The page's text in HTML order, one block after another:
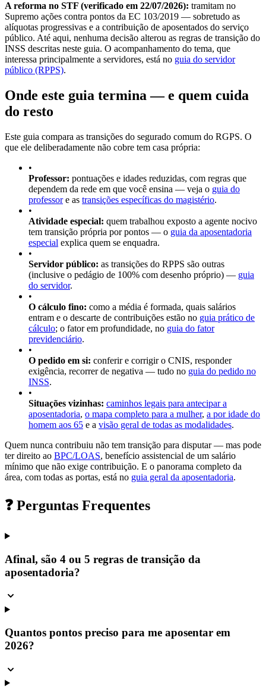
A reforma no STF (verificado em 22/07/2026): tramitam no
Supremo ações contra pontos da EC 103/2019 — sobretudo as
alíquotas progressivas e a contribuição de aposentados do serviço
público. Até aqui, nenhuma decisão alterou as regras de transição do
INSS descritas neste guia. O acompanhamento do tema, que
interessa principalmente a servidores, está no guia do servidor
público (RPPS).
Onde este guia termina — e quem cuida
do resto
Este guia compara as transições do segurado comum do RGPS. O
que ele deliberadamente não cobre tem casa própria:
•
Professor: pontuações e idades reduzidas, com regras que
dependem da rede em que você ensina — veja o guia do
professor e as transições específicas do magistério.
•
Atividade especial: quem trabalhou exposto a agente nocivo
tem transição própria por pontos — o guia da aposentadoria
especial explica quem se enquadra.
•
Servidor público: as transições do RPPS são outras
(inclusive o pedágio de 100% com desenho próprio) — guia
do servidor.
•
O cálculo fino: como a média é formada, quais salários
entram e o descarte de contribuições estão no guia prático de
cálculo; o fator em profundidade, no guia do fator
previdenciário.
•
O pedido em si: conferir e corrigir o CNIS, responder
exigência, recorrer de negativa — tudo no guia do pedido no
INSS.
•
Situações vizinhas: caminhos legais para antecipar a
aposentadoria, o mapa completo para a mulher, a por idade do
homem aos 65 e a visão geral de todas as modalidades.
Quem nunca contribuiu não tem transição para disputar — mas pode
ter direito ao BPC/LOAS, benefício assistencial de um salário
mínimo que não exige contribuição. E o panorama completo da
área, com todas as portas, está no guia geral da aposentadoria.
❓ Perguntas Frequentes
Afinal, são 4 ou 5 regras de transição da
aposentadoria?
Quantos pontos preciso para me aposentar em
2026?